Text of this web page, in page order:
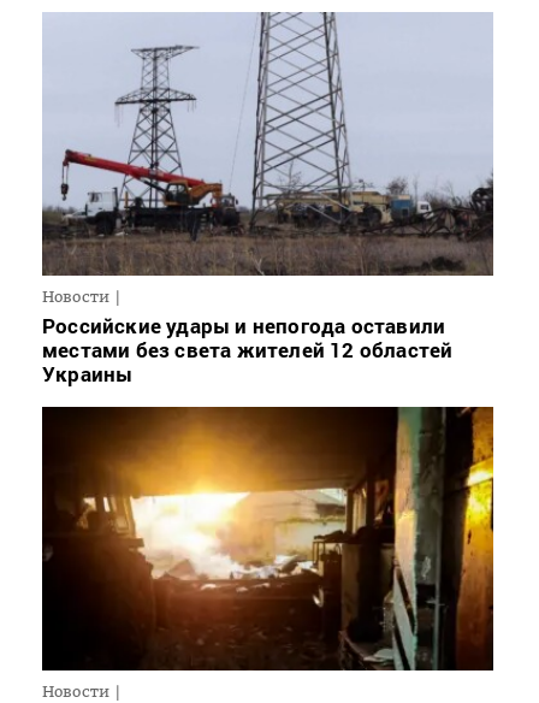
Новости
Российские удары и непогода оставили
местами без света жителей 12 областей
Украины
Новости